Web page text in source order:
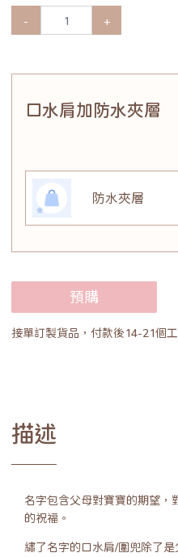
- +
口水肩加防水夾層
防水夾層
預購
接單訂製貨品，付款後14-21個
描述
名字包含父母對寶寶的期望，
的祝福。
繡了名字的口水肩/圍兜除了